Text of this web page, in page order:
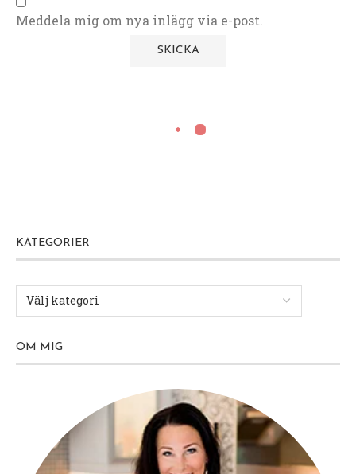
Meddela mig om nya inlägg via e-post.
KATEGORIER
OM MIG